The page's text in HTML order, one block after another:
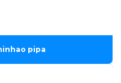
pipa